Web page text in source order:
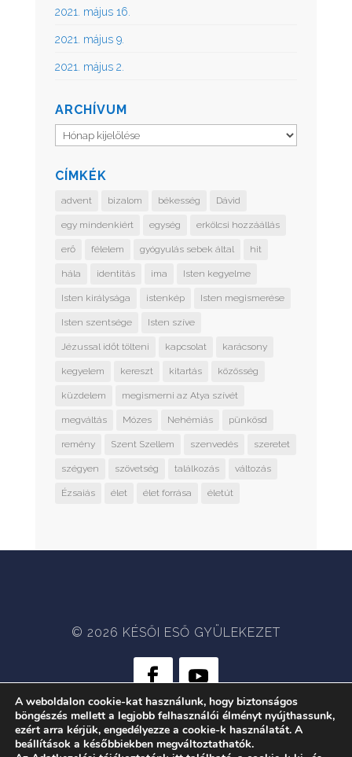
2021. május 16.
2021. május 9.
2021. május 2.
ARCHÍVUM
Archívum
CÍMKÉK
advent bizalom békesség Dávid
egy mindenkiért egység erkölcsi hozzáállás
erő félelem gyógyulás sebek által hit
hála identitás ima Isten kegyelme
Isten királysága istenkép Isten megismerése
Isten szentsége Isten szíve
Jézussal időt tölteni kapcsolat karácsony
kegyelem kereszt kitartás közösség
küzdelem megismerni az Atya szívét
megváltás Mózes Nehémiás pünkösd
remény Szent Szellem szenvedés szeretet
szégyen szövetség találkozás változás
Ézsaiás élet élet forrása életút
© 2026 KÉSŐI ESŐ GYÜLEKEZET
WEB: CRÆTIVE.HU| TÁRHELY:
RACKFOREST KFT.
A weboldalon cookie-kat használunk, hogy biztonságos
böngészés mellett a legjobb felhasználói élményt nyújthassunk,
ezért arra kérjük, engedélyezze a cookie-k használatát. A
beállítások a későbbiekben megváltoztathatók.